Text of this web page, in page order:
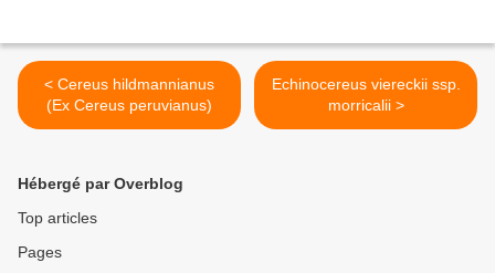
< Cereus hildmannianus
(Ex Cereus peruvianus)
Echinocereus viereckii ssp.
morricalii >
Hébergé par Overblog
Top articles
Pages